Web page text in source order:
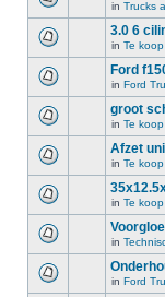
in Trucks
3.0 6
in Te
Ford
in Ford
groot
in Te
Afzet
in Te
in Te
in
in Ford